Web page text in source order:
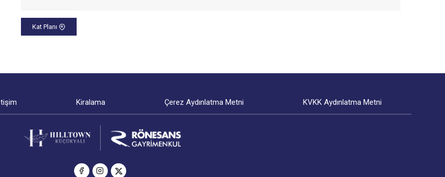
Kat Planı
Kiralama Çerez Aydınlatma Metni KVKK Aydınlatma Metni